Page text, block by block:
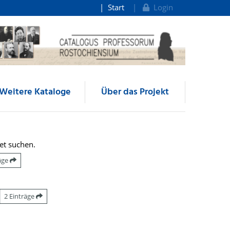
Start Login
Kataloge Über das Projekt
suchen.
2 Einträge